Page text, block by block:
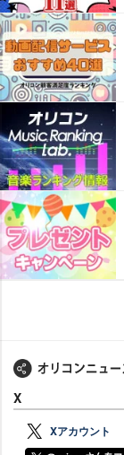
X
Xアカウント